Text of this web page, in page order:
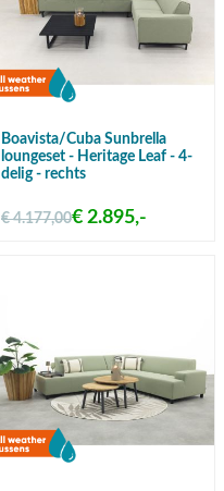
Boavista/Cuba Sunbrella
loungeset - Heritage Leaf - 4-
delig - rechts
€ 4.177,00€ 2.895,-